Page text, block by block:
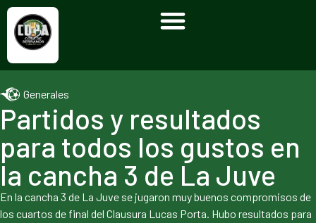
Generales
Partidos y resultados
para todos los gustos en
la cancha 3 de La Juve
En la cancha 3 de La Juve se jugaron muy buenos compromisos de
los cuartos de final del Clausura Lucas Porta. Hubo resultados para